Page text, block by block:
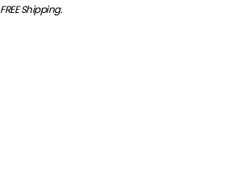
FREE Shipping.